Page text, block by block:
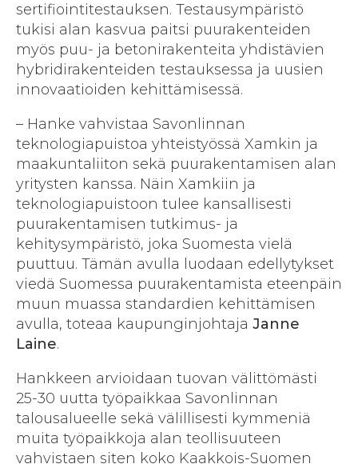
sertifiointitestauksen. Testausympäristö
tukisi alan kasvua paitsi puurakenteiden
myös puu- ja betonirakenteita yhdistävien
hybridirakenteiden testauksessa ja uusien
innovaatioiden kehittämisessä.
– Hanke vahvistaa Savonlinnan
teknologiapuistoa yhteistyössä Xamkin ja
maakuntaliiton sekä puurakentamisen alan
yritysten kanssa. Näin Xamkiin ja
teknologiapuistoon tulee kansallisesti
puurakentamisen tutkimus- ja
kehitysympäristö, joka Suomesta vielä
puuttuu. Tämän avulla luodaan edellytykset
viedä Suomessa puurakentamista eteenpäin
muun muassa standardien kehittämisen
avulla, toteaa kaupunginjohtaja Janne
Laine.
Hankkeen arvioidaan tuovan välittömästi
25-30 uutta työpaikkaa Savonlinnan
talousalueelle sekä välillisesti kymmeniä
muita työpaikkoja alan teollisuuteen
vahvistaen siten koko Kaakkois-Suomen